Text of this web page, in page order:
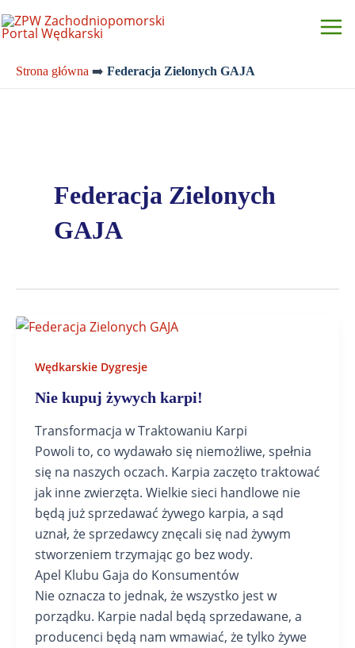
do
Strona główna ➡️ Federacja Zielonych GAJA
Federacja Zielonych
GAJA
Wędkarskie Dygresje
Nie kupuj żywych karpi!
Transformacja w Traktowaniu Karpi
Powoli to, co wydawało się niemożliwe, spełnia
się na naszych oczach. Karpia zaczęto traktować
jak inne zwierzęta. Wielkie sieci handlowe nie
będą już sprzedawać żywego karpia, a sąd
uznał, że sprzedawcy znęcali się nad żywym
stworzeniem trzymając go bez wody.
Apel Klubu Gaja do Konsumentów
Nie oznacza to jednak, że wszystko jest w
porządku. Karpie nadal będą sprzedawane, a
producenci będą nam wmawiać, że tylko żywe